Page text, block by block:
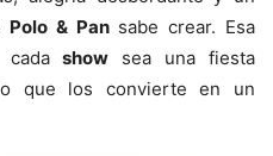
Polo & Pansabe crear. Esa
cadashow sea una fiesta
que los convierte en un